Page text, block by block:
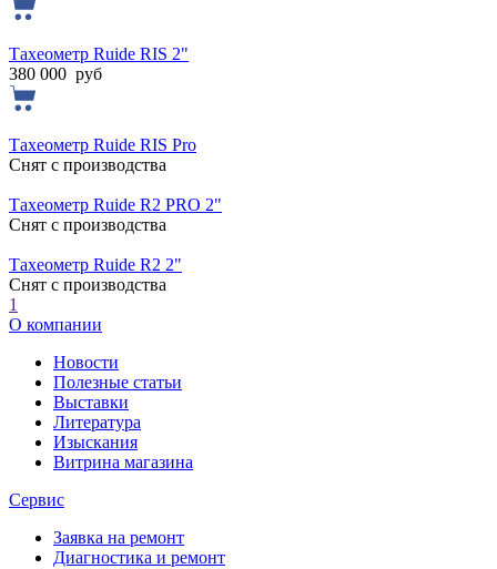
Тахеометр Ruide RIS 2"
380 000 руб
Тахеометр Ruide RIS Pro
Cнят с производства
Тахеометр Ruide R2 PRO 2"
Cнят с производства
Тахеометр Ruide R2 2"
Cнят с производства
1
О компании
Новости
Полезные статьи
Выставки
Литература
Изыскания
Витрина магазина
Сервис
Заявка на ремонт
Диагностика и ремонт